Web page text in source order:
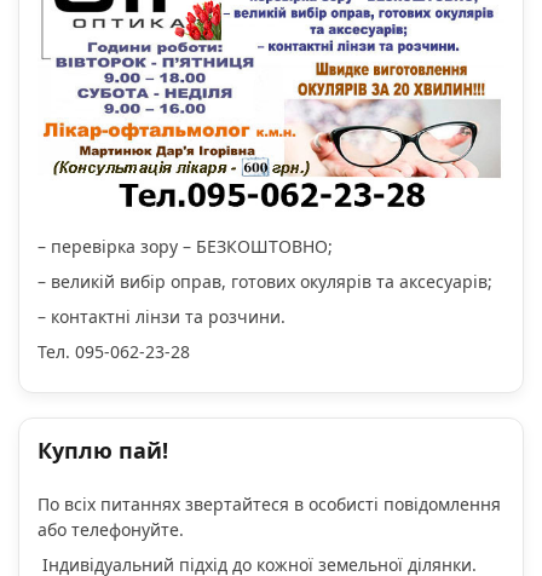
– перевірка зору – БЕЗКОШТОВНО;
– великій вибір оправ, готових окулярів та аксесуарів;
– контактні лінзи та розчини.
Тел. 095-062-23-28
Куплю пай!
По всіх питаннях звертайтеся в особисті повідомлення
або телефонуйте.
Індивідуальний підхід до кожної земельної ділянки.